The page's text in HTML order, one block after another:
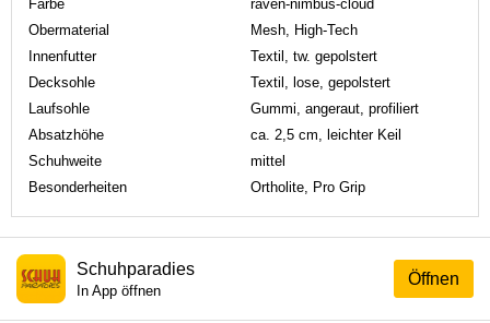
Farbe
raven-nimbus-cloud
Obermaterial
Mesh, High-Tech
Innenfutter
Textil, tw. gepolstert
Decksohle
Textil, lose, gepolstert
Laufsohle
Gummi, angeraut, profiliert
Absatzhöhe
ca. 2,5 cm, leichter Keil
Schuhweite
mittel
Besonderheiten
Ortholite, Pro Grip
Öffnen
Schuhparadies
In App öffnen